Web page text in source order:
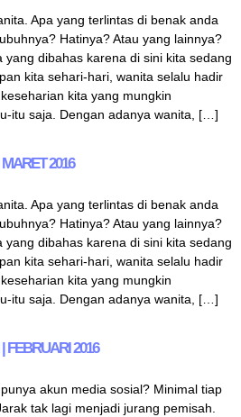
Apa yang terlintas di benak anda
Hatinya? Atau yang lainnya?
yang dibahas karena di sini kita sedang
kita sehari-hari, wanita selalu hadir
kita yang mungkin
itu saja. Dengan adanya wanita, […]
2016
Apa yang terlintas di benak anda
Hatinya? Atau yang lainnya?
yang dibahas karena di sini kita sedang
kita sehari-hari, wanita selalu hadir
kita yang mungkin
itu saja. Dengan adanya wanita, […]
FEBRUARI 2016
akun media sosial? Minimal tiap
tak lagi menjadi jurang pemisah.